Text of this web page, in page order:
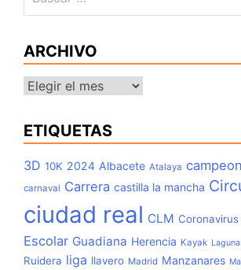
ARCHIVO
Archivo
ETIQUETAS
3D 10K 2024 Albacete Atalaya
carnaval Carrera castilla la mancha
ciudad real CLM Coronavirus
Escolar Guadiana Herencia Kayak
Ruidera liga llavero Madrid Manzanares